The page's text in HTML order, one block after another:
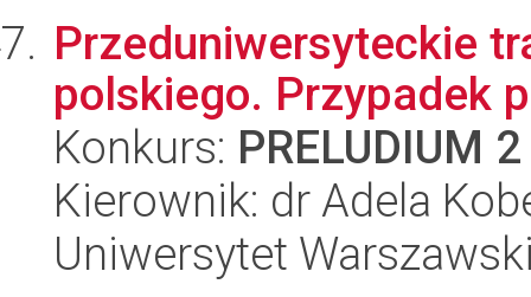
Przeduniwersyteckie
polskiego. Przypadek
Konkurs: PRELUDIUM 2
Kierownik: dr Adela
Uniwersytet